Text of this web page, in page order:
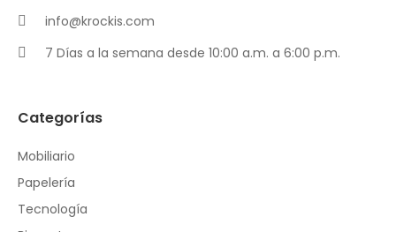
info@krockis.com
7 Días a la semana desde 10:00 a.m. a 6:00 p.m.
Categorías
Mobiliario
Papelería
Tecnología